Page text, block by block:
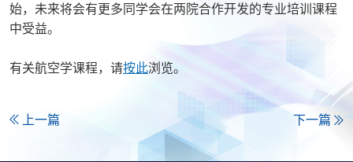
始，未来将会有更多同学会在两院合作开发的专业培训课程
中受益。
有关航空学课程，请按此浏览。
上一篇 下一篇